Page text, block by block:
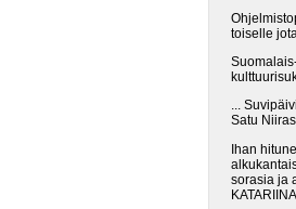
toiselle
...
Satu
Ihan
sorasia ja